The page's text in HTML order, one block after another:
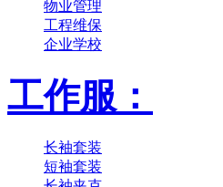
物业管理
工程维保
企业学校
工作服：
长袖套装
短袖套装